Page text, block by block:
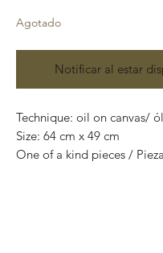
Agotado
Notificar al estar
Technique: oil on canvas/
Size: 64 cm x 49 cm
One of a kind pieces /